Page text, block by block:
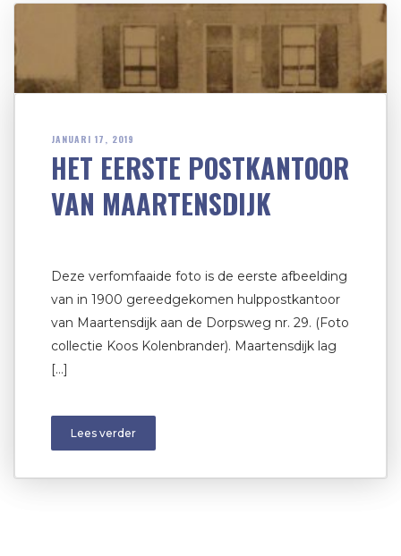
JANUARI 17, 2019
HET EERSTE POSTKANTOOR
VAN MAARTENSDIJK
Deze verfomfaaide foto is de eerste afbeelding
van in 1900 gereedgekomen hulppostkantoor
van Maartensdijk aan de Dorpsweg nr. 29. (Foto
collectie Koos Kolenbrander). Maartensdijk lag
[…]
Lees verder